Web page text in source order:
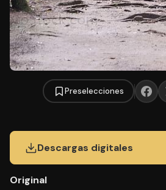
Preselecciones
Descargas digitales
Original